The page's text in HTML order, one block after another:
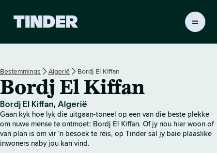
r
u
i
s
b
l
Bestemmings Algerië Bordj El Kiffan
Bordj El Kiffan
Bordj El Kiffan, Algerië
Gaan kyk hoe lyk die uitgaan-toneel op een van die beste plekke
om nuwe mense te ontmoet: Bordj El Kiffan. Of jy nou hier woon of
van plan is om vir 'n besoek te reis, op Tinder sal jy baie plaaslike
inwoners naby jou kan vind.